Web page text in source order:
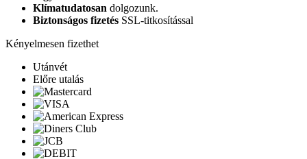
Klímatudatosan dolgozunk.
Biztonságos fizetés SSL-titkosítással
Kényelmesen fizethet
Utánvét
Előre utalás